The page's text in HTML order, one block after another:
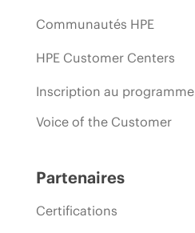
Communautés HPE
HPE Customer Centers
Inscription au programme
Voice of the Customer
Partenaires
Certifications